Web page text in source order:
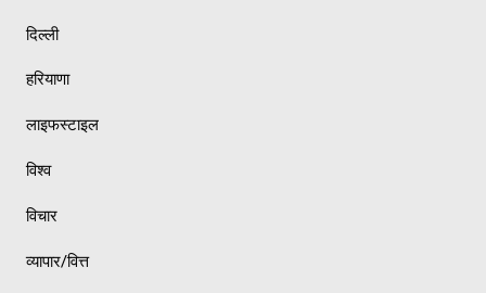
दिल्ली
हरियाणा
लाइफस्टाइल
विश्व
विचार
व्यापार/वित्त